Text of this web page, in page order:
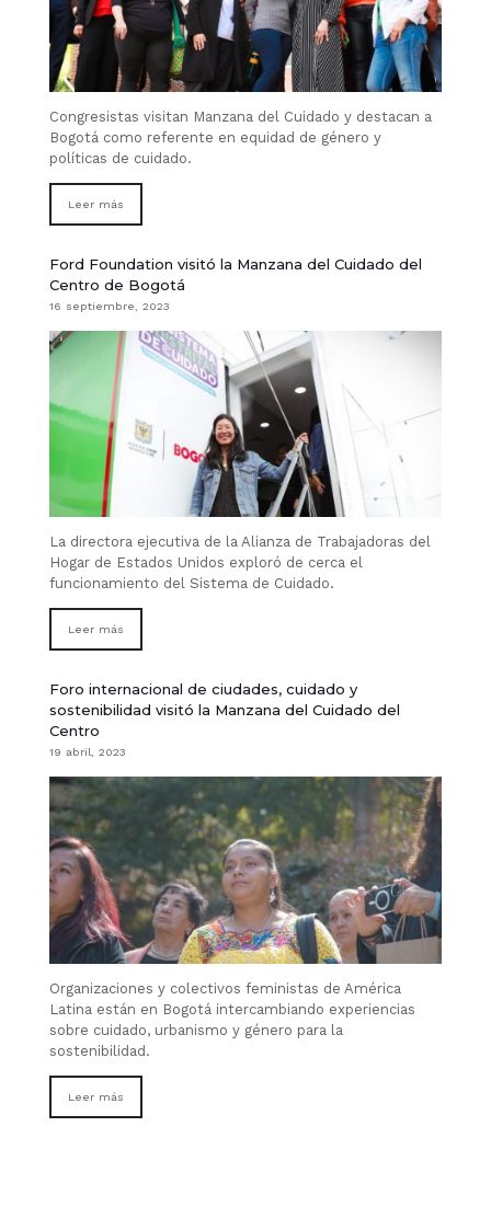
Congresistas visitan Manzana del Cuidado y destacan a
Bogotá como referente en equidad de género y
políticas de cuidado.
Leer más
Ford Foundation visitó la Manzana del Cuidado del
Centro de Bogotá
16 septiembre, 2023
La directora ejecutiva de la Alianza de Trabajadoras del
Hogar de Estados Unidos exploró de cerca el
funcionamiento del Sistema de Cuidado.
Leer más
Foro internacional de ciudades, cuidado y
sostenibilidad visitó la Manzana del Cuidado del
Centro
19 abril, 2023
Organizaciones y colectivos feministas de América
Latina están en Bogotá intercambiando experiencias
sobre cuidado, urbanismo y género para la
sostenibilidad.
Leer más